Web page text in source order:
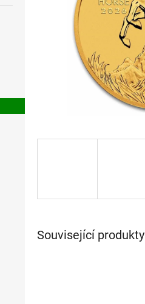
Související produkty